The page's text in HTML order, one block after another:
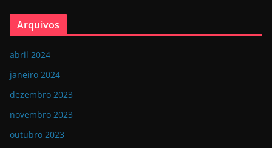
Arquivos
abril 2024
janeiro 2024
dezembro 2023
novembro 2023
outubro 2023